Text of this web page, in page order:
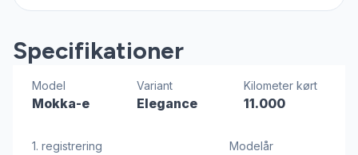
Specifikationer
Model
Mokka-e
Variant
Elegance
Kilometer kørt
11.000
1. registrering Modelår